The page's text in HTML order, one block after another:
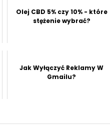
Olej CBD 5% czy 10% - które
stężenie wybrać?
Jak Wyłączyć Reklamy W
Gmailu?